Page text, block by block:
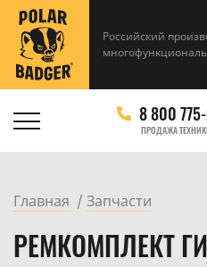
Российский
8 800
ПРОДАЖА
Главная Запчасти
РЕМКОМПЛЕКТ